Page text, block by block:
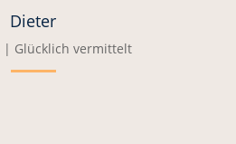
Dieter
| Glücklich vermittelt